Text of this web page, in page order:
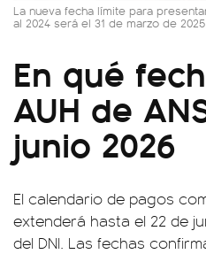
La nueva fecha límite para
al 2024 será el 31 de marzo de 2025.
En qué
AUH de
junio 2026
El calendario de pagos
extenderá hasta el 22 de
del DNI. Las fechas